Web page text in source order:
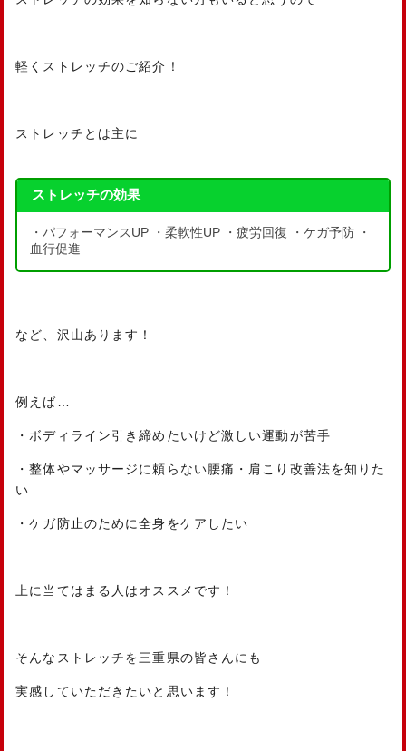
軽くストレッチのご紹介！
ストレッチとは主に
ストレッチの効果
・パフォーマンスUP ・柔軟性UP ・疲労回復 ・ケガ予防 ・
血行促進
など、沢山あります！
例えば…
・ボディライン引き締めたいけど激しい運動が苦手
・整体やマッサージに頼らない腰痛・肩こり改善法を知りた
い
・ケガ防止のために全身をケアしたい
上に当てはまる人はオススメです！
そんなストレッチを三重県の皆さんにも
実感していただきたいと思います！